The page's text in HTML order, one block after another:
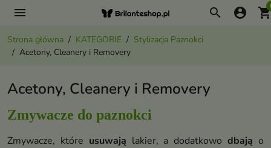
menu search account_circle
Strona główna KATEGORIE
Stylizacja Paznokci
Acetony, Cleanery i Removery
Acetony, Cleanery i Removery
Zmywacze do paznokci
Zmywacze, które usuwają lakier, a dodatkowodbają o